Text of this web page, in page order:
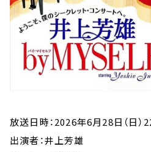
放送日時：2026年6月28日（日）
出演者：井上芳雄